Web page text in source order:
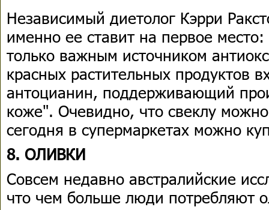
Независимый диетолог Кэрри
именно ее ставит на первое
только важным источником
красных растительных продуктов
антоцианин, поддерживающий
коже". Очевидно, что свеклу
сегодня в супермаркетах можно
8. ОЛИВКИ
Совсем недавно австралийские
что чем больше люди потребляют